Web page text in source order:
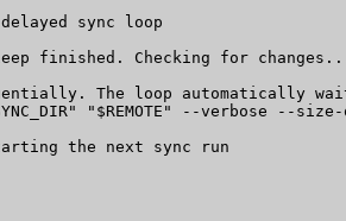
sync loop
finished. Checking for
The loop automatically
"$REMOTE" --verbose --
the next sync run